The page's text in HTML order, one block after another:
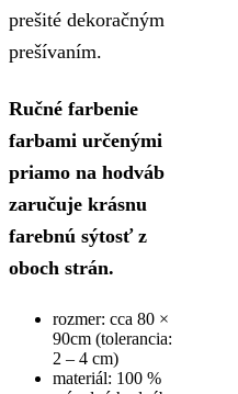
prešité dekoračným
prešívaním.
Ručné farbenie
farbami určenými
priamo na hodváb
zaručuje krásnu
farebnú sýtosť z
oboch strán.
rozmer: cca 80 ×
90cm (tolerancia:
2 – 4 cm)
materiál: 100 %